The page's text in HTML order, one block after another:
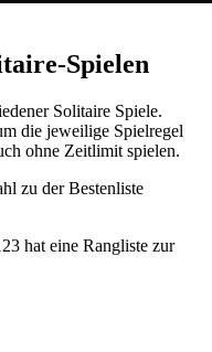
Spielen
Solitaire Spiele.
die jeweilige Spielregel
ohne Zeitlimit spielen.
zu der Bestenliste
hat eine Rangliste zur